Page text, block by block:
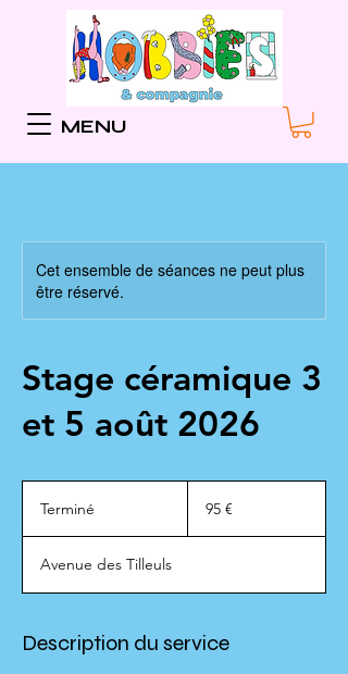
MENU
Cet ensemble de séances ne peut plus
être réservé.
Stage céramique 3
et 5 août 2026
Terminé
m
i
é
95 €
Avenue des Tilleuls
Description du service